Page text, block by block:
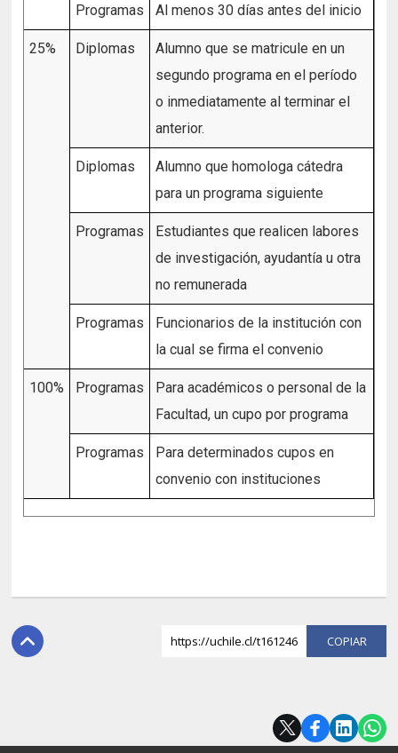
Programas Al menos 30 días antes del inicio
25% Diplomas
Alumno que se matricule en un
segundo programa en el período
o inmediatamente al terminar el
anterior.
Diplomas
Alumno que homologa cátedra
para un programa siguiente
Programas
Estudiantes que realicen labores
de investigación, ayudantía u otra
no remunerada
Programas
Funcionarios de la institución con
la cual se firma el convenio
100% Programas
Para académicos o personal de la
Facultad, un cupo por programa
Programas
Para determinados cupos en
convenio con instituciones
https://uchile.cl/t161246